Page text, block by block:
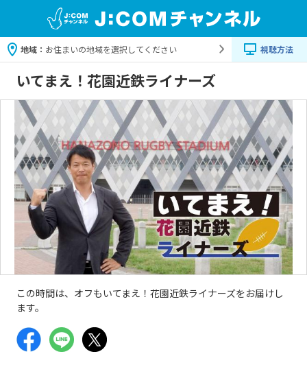
地域： お住まいの地域を選択してください 視聴方法
いてまえ！花園近鉄ライナーズ
この時間は、オフもいてまえ！花園近鉄ライナーズをお届けし
ます。